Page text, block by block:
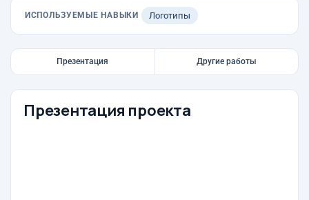
ИСПОЛЬЗУЕМЫЕ НАВЫКИ Логотипы
Презентация Другие работы
Презентация проекта